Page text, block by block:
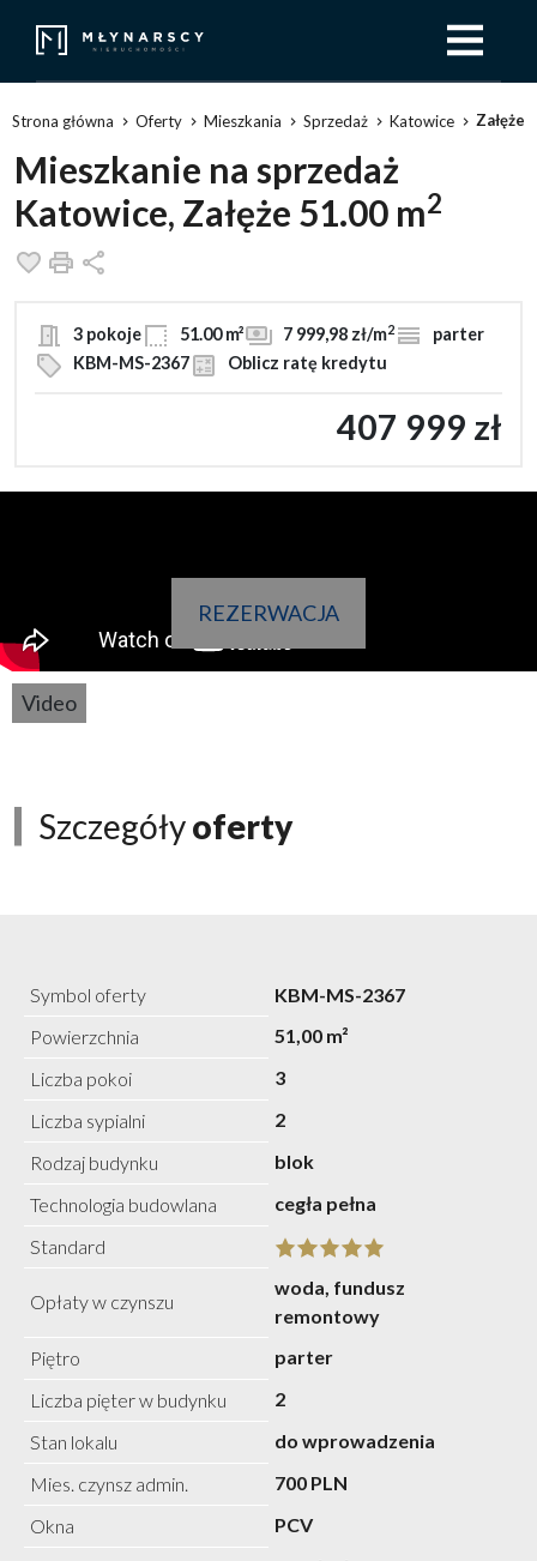
Strona główna Oferty Mieszkania Sprzedaż Katowice Załęże
Mieszkanie na sprzedaż
Katowice, Załęże 51.00 m2
Dodaj do ulubionych
Drukuj
3 pokoje 51.00 m² 7 999,98 zł/m2
parter
KBM-MS-2367
Oblicz ratę kredytu
407 999 zł
Video
REZERWACJA
Szczegółyoferty
Symbol oferty
KBM-MS-2367
Powierzchnia
51,00 m²
Liczba pokoi
3
Liczba sypialni
2
Rodzaj budynku
blok
Technologia budowlana
cegła pełna
Standard
Opłaty w czynszu
woda, fundusz
remontowy
Piętro
parter
Liczba pięter w budynku
2
Stan lokalu
do wprowadzenia
Mies. czynsz admin.
700 PLN
Okna
PCV